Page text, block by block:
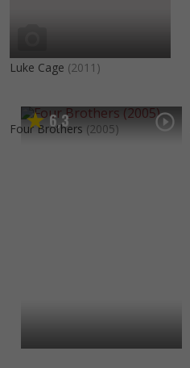
Luke Cage (2011)
6,3
Four Brothers (2005)